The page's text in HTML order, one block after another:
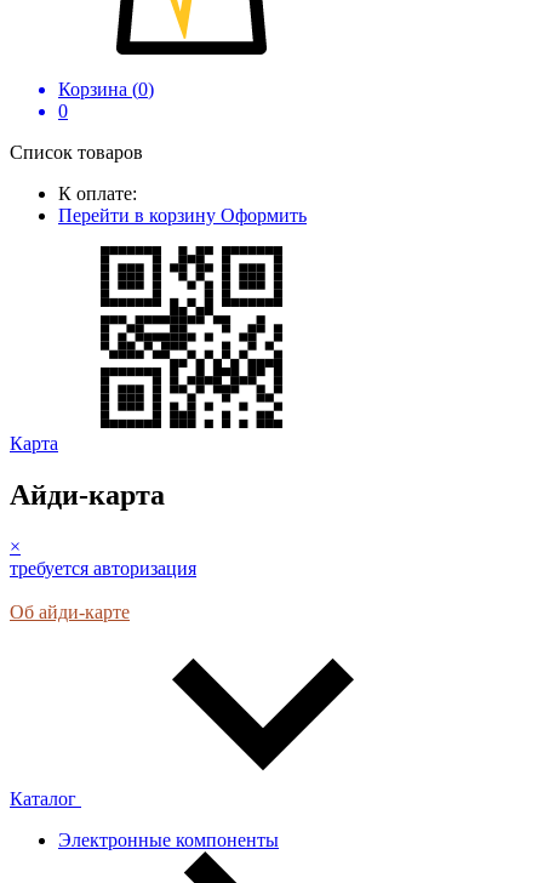
Корзина (0)
0
Список товаров
К оплате:
Перейти в корзину Оформить
Карта
Айди-карта
×
требуется авторизация
Об айди-карте
Каталог
Электронные компоненты